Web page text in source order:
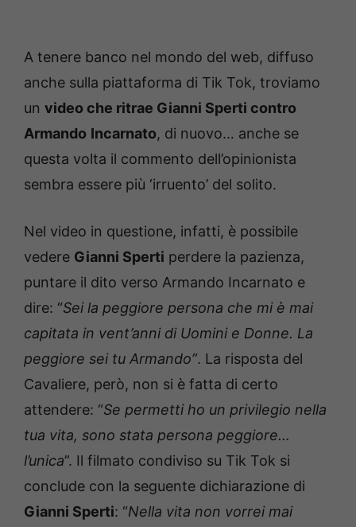
A tenere banco nel mondo del web, diffuso
anche sulla piattaforma di Tik Tok, troviamo
un video che ritrae Gianni Sperti contro
Armando Incarnato, di nuovo… anche se
questa volta il commento dell’opinionista
sembra essere più ‘irruento’ del solito.
Nel video in questione, infatti, è possibile
vedere Gianni Sperti perdere la pazienza,
puntare il dito verso Armando Incarnato e
dire: “Sei la peggiore persona che mi è mai
capitata in vent’anni di Uomini e Donne. La
peggiore sei tu Armando”. La risposta del
Cavaliere, però, non si è fatta di certo
attendere: “Se permetti ho un privilegio nella
tua vita, sono stata persona peggiore…
l’unica”. Il filmato condiviso su Tik Tok si
conclude con la seguente dichiarazione di
Gianni Sperti: “Nella vita non vorrei mai